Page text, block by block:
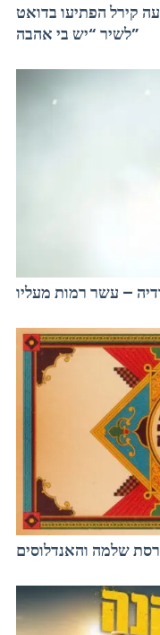
קירל הפתיעו בדואט
לשיר “יש בי אהבה”
שלמה והאנדלוסים